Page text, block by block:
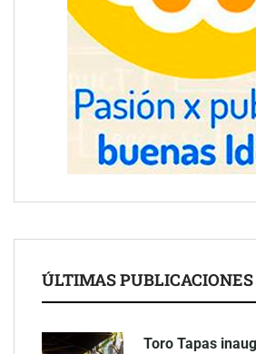
ÚLTIMAS PUBLICACIONES
Toro Tapas